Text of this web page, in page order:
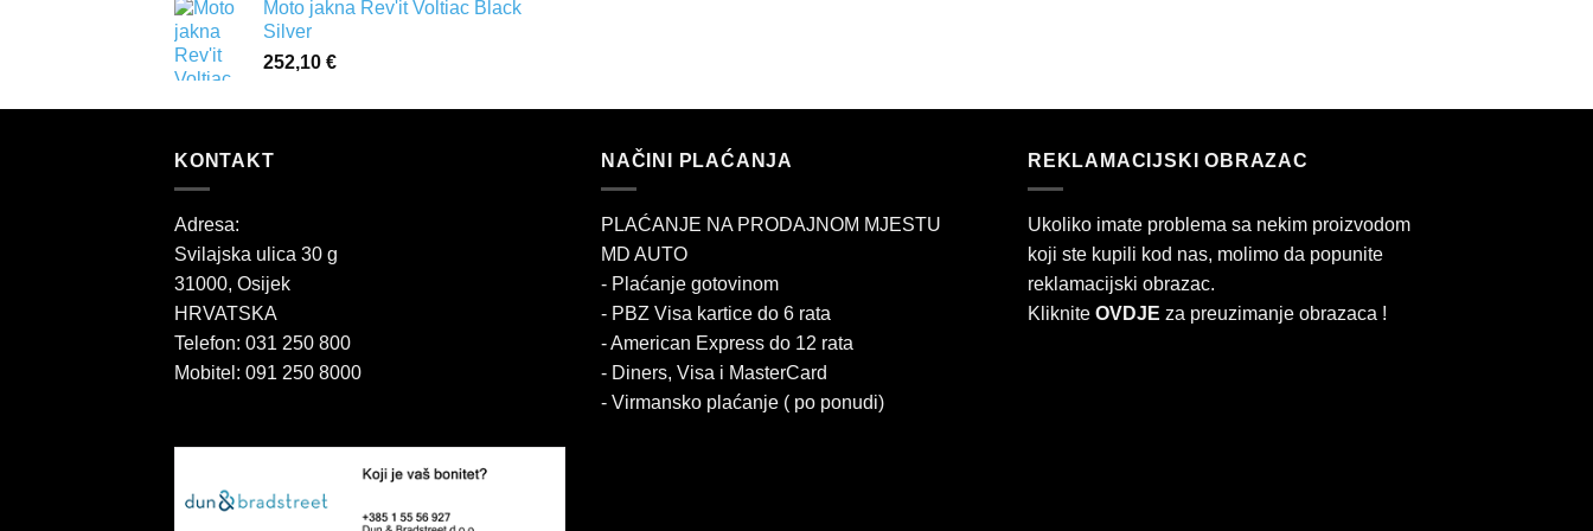
Moto jakna Rev'it Voltiac Black
Silver
252,10 €
KONTAKT
Adresa:
Svilajska ulica 30 g
31000, Osijek
HRVATSKA
Telefon: 031 250 800
Mobitel: 091 250 8000
NAČINI PLAĆANJA
PLAĆANJE NA PRODAJNOM MJESTU
MD AUTO
- Plaćanje gotovinom
- PBZ Visa kartice do 6 rata
- American Express do 12 rata
- Diners, Visa i MasterCard
- Virmansko plaćanje ( po ponudi)
REKLAMACIJSKI OBRAZAC
Ukoliko imate problema sa nekim proizvodom
koji ste kupili kod nas, molimo da popunite
reklamacijski obrazac.
Kliknite OVDJE za preuzimanje obrazaca !